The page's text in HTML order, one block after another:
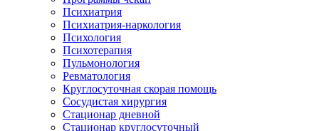
Психиатрия
Психиатрия-наркология
Психология
Психотерапия
Пульмонология
Ревматология
Круглосуточная скорая помощь
Сосудистая хирургия
Стационар дневной
Стационар круглосуточный